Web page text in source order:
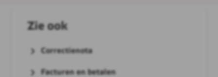
Zie ook
Correctienota
Facturen en betalen